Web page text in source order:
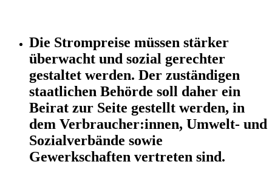
Die Strompreise müssen stärker
überwacht und sozial gerechter
gestaltet werden. Der zuständigen
staatlichen Behörde soll daher ein
Beirat zur Seite gestellt werden, in
dem Verbraucher:innen, Umwelt- und
Sozialverbände sowie
Gewerkschaften vertreten sind.